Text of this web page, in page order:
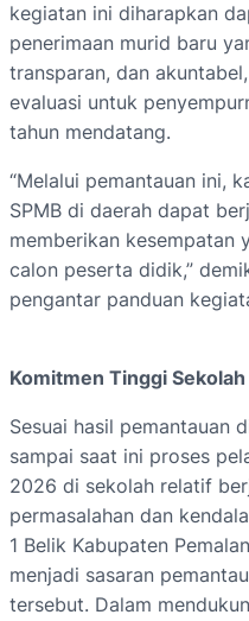
kegiatan ini diharapkan
penerimaan murid baru
transparan, dan
evaluasi untuk
tahun mendatang.
“Melalui pemantauan ini,
SPMB di daerah dapat
memberikan kesempatan
calon peserta didik,”
pengantar panduan
Komitmen Tinggi Sekolah
Sesuai hasil pemantauan
sampai saat ini proses
2026 di sekolah relatif
permasalahan dan
1 Belik Kabupaten
menjadi sasaran
tersebut. Dalam